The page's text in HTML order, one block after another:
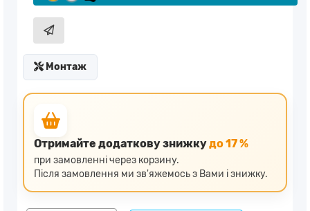
Монтаж
Отримайте додаткову знижкудо 17 %
при замовленні через корзину.
Після замовлення ми зв'яжемось з Вами і знижку.